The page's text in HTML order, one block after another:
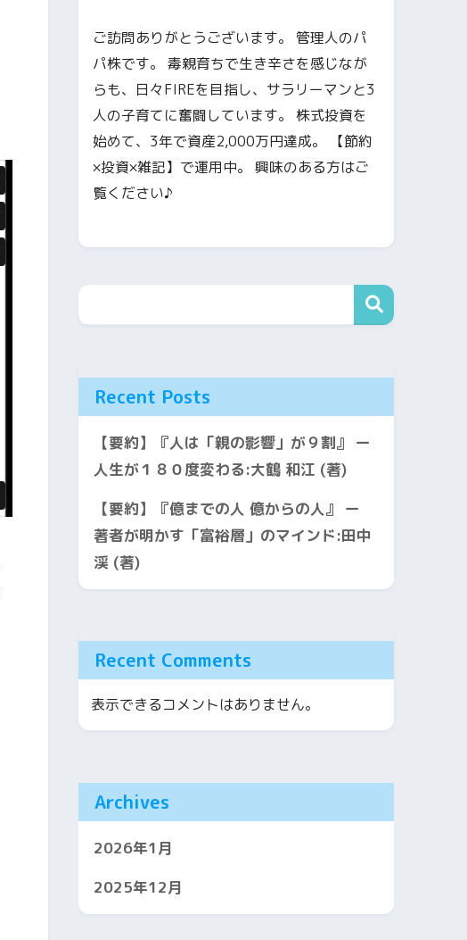
ご訪問ありがとうございます。 管理人のパ
パ株です。 毒親育ちで生き辛さを感じなが
らも、日々FIREを目指し、サラリーマンと3
人の子育てに奮闘しています。 株式投資を
始めて、3年で資産2,000万円達成。 【節約
×投資×雑記】で運用中。 興味のある方はご
覧ください♪
Recent Posts
【要約】『人は「親の影響」が９割』 ー
人生が１８０度変わる:大鶴 和江 (著)
【要約】『億までの人 億からの人』 ー
著者が明かす「富裕層」のマインド:田中
渓 (著)
Recent Comments
表示できるコメントはありません。
Archives
2026年1月
2025年12月